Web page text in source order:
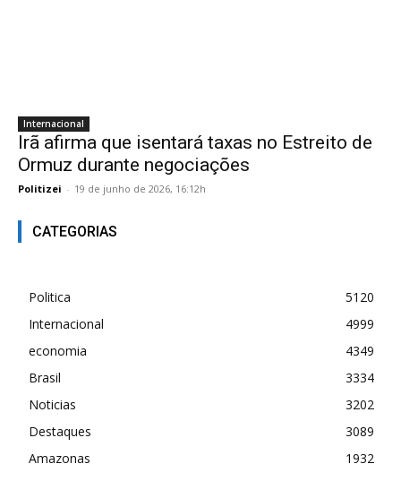
Internacional
Irã afirma que isentará taxas no Estreito de
Ormuz durante negociações
Politizei - 19 de junho de 2026, 16:12h
CATEGORIAS
Politica
5120
Internacional
4999
economia
4349
Brasil
3334
Noticias
3202
Destaques
3089
Amazonas
1932